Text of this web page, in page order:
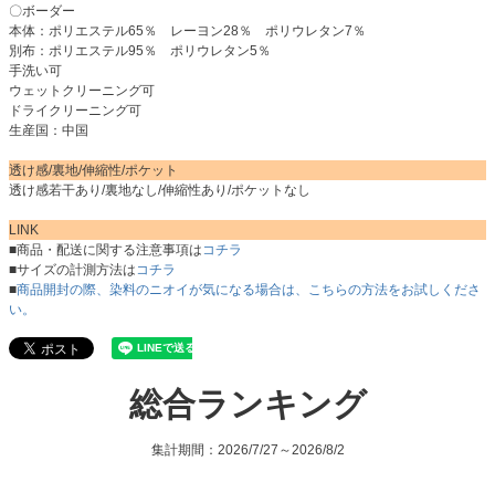
〇ボーダー
本体：ポリエステル65％ レーヨン28％ ポリウレタン7％
別布：ポリエステル95％ ポリウレタン5％
手洗い可
ウェットクリーニング可
ドライクリーニング可
生産国：中国
透け感/裏地/伸縮性/ポケット
透け感若干あり/裏地なし/伸縮性あり/ポケットなし
LINK
■商品・配送に関する注意事項はコチラ
■サイズの計測方法はコチラ
■商品開封の際、染料のニオイが気になる場合は、こちらの方法をお試しくださ
い。
総合ランキング
集計期間：2026/7/27～2026/8/2